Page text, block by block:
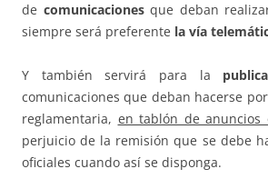
de comunicacionesque deban
siempre será preferente la vía
Y también servirá para la
comunicaciones que deban hacerse
reglamentaria, en tablón de anuncios
perjuicio de la remisión que se debe
oficiales cuando así se disponga.